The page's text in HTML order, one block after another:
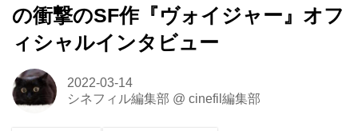
の衝撃のSF作『ヴォイジャー』オフ
ィシャルインタビュー
2022-03-14
シネフィル編集部 @ cinefil編集部